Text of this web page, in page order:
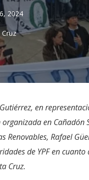
2024
en
en Cañadón
Renovables, Rafael
de YPF en cuanto
Cruz.